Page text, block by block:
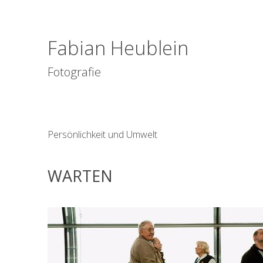
Fabian Heublein
Fotografie
Persönlichkeit und Umwelt
WARTEN